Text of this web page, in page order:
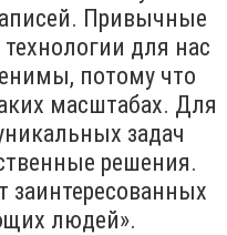
Привычные
для нас
потому что
масштабах. Для
задач
решения.
заинтересованных
людей».